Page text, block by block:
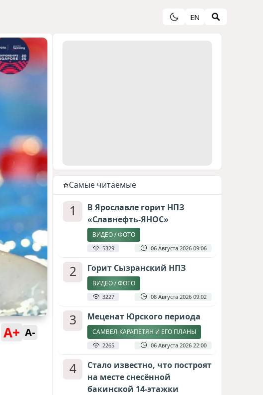
EN
A+ A-
Cамые читаемые
1
В Ярославле горит НПЗ
«Славнефть-ЯНОС»
ВИДЕО / ФОТО
5329 06 Августа 2026 09:06
2 Горит Сызранский НПЗ
ВИДЕО / ФОТО
3227 08 Августа 2026 09:02
3 Меценат Юрского периода
САМВЕЛ КАРАПЕТЯН И ЕГО ПЛАНЫ
2265 06 Августа 2026 22:00
4
Стало известно, что построят
на месте снесённой
бакинской 14-этажки